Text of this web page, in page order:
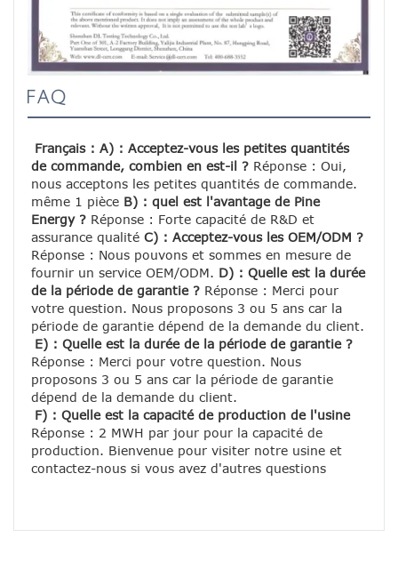
FAQ
Français : A) : Acceptez-vous les petites quantités
de commande, combien en est-il ? Réponse : Oui,
nous acceptons les petites quantités de commande.
même 1 pièce B) : quel est l'avantage de Pine
Energy ? Réponse : Forte capacité de R&D et
assurance qualité C) : Acceptez-vous les OEM/ODM ?
Réponse : Nous pouvons et sommes en mesure de
fournir un service OEM/ODM. D) : Quelle est la durée
de la période de garantie ? Réponse : Merci pour
votre question. Nous proposons 3 ou 5 ans car la
période de garantie dépend de la demande du client.
E) : Quelle est la durée de la période de garantie ?
Réponse : Merci pour votre question. Nous
proposons 3 ou 5 ans car la période de garantie
dépend de la demande du client.
F) : Quelle est la capacité de production de l'usine
Réponse : 2 MWH par jour pour la capacité de
production. Bienvenue pour visiter notre usine et
contactez-nous si vous avez d'autres questions